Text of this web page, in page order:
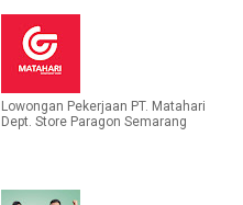
Lowongan Pekerjaan PT. Matahari
Dept. Store Paragon Semarang